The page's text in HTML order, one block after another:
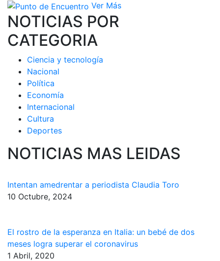
Ver Más
NOTICIAS POR
CATEGORIA
Ciencia y tecnología
Nacional
Política
Economía
Internacional
Cultura
Deportes
NOTICIAS MAS LEIDAS
Intentan amedrentar a periodista Claudia Toro
10 Octubre, 2024
El rostro de la esperanza en Italia: un bebé de dos
meses logra superar el coronavirus
1 Abril, 2020